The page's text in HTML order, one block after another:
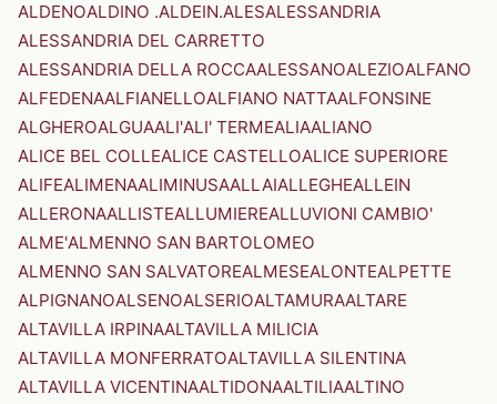
ALDENOALDINO .ALDEIN.ALESALESSANDRIA
ALESSANDRIA DEL CARRETTO
ALESSANDRIA DELLA ROCCAALESSANOALEZIOALFANO
ALFEDENAALFIANELLOALFIANO NATTAALFONSINE
ALGHEROALGUAALI'ALI' TERMEALIAALIANO
ALICE BEL COLLEALICE CASTELLOALICE SUPERIORE
ALIFEALIMENAALIMINUSAALLAIALLEGHEALLEIN
ALLERONAALLISTEALLUMIEREALLUVIONI CAMBIO'
ALME'ALMENNO SAN BARTOLOMEO
ALMENNO SAN SALVATOREALMESEALONTEALPETTE
ALPIGNANOALSENOALSERIOALTAMURAALTARE
ALTAVILLA IRPINAALTAVILLA MILICIA
ALTAVILLA MONFERRATOALTAVILLA SILENTINA
ALTAVILLA VICENTINAALTIDONAALTILIAALTINO